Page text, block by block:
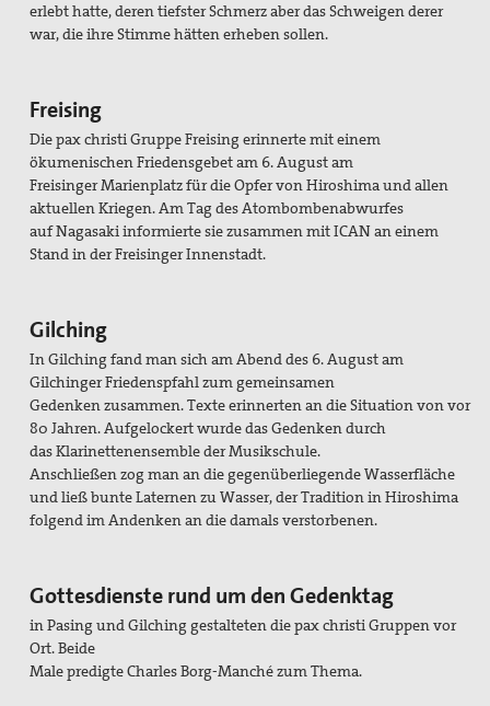
erlebt hatte, deren tiefster Schmerz aber das Schweigen derer
war, die ihre Stimme hätten erheben sollen.
Freising
Die pax christi Gruppe Freising erinnertemit einem
ökumenischen Friedensgebetam 6. August am
FreisingerMarienplatz für die Opfer von Hiroshimaund allen
aktuellen Kriegen. AmTag des Atombombenabwurfes
aufNagasaki informierte sie zusammenmit ICAN an einem
Stand in der FreisingerInnenstadt.
Gilching
In Gilching fand man sich am Abenddes 6. August am
Gilchinger Friedenspfahlzum gemeinsamen
Gedenkenzusammen. Texte erinnerten an dieSituation von vor
80 Jahren. Aufgelockertwurde das Gedenken durch
dasKlarinettenensemble der Musikschule.
Anschließen zog man an die gegenüberliegendeWasserfläche
und ließbunte Laternen zu Wasser, der Traditionin Hiroshima
folgend im Andenkenan die damals verstorbenen.
Gottesdienste rund um den Gedenktag
in Pasing und Gilching gestaltetendie pax christi Gruppen vor
Ort. Beide
Malepredigte Charles Borg-Manché zum Thema.